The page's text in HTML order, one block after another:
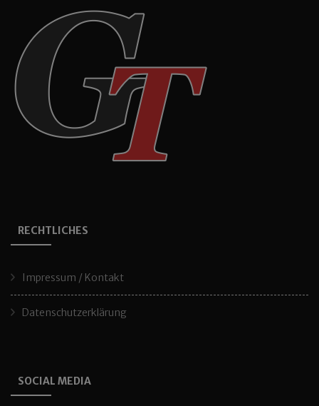
RECHTLICHES
Impressum / Kontakt
Datenschutzerklärung
SOCIAL MEDIA